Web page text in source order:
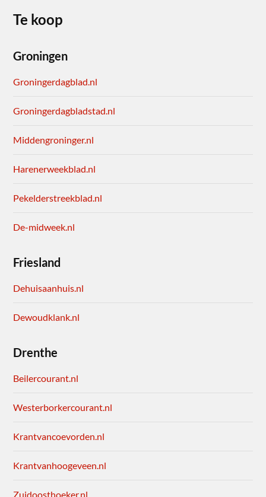
Te koop
Groningen
Groningerdagblad.nl
Groningerdagbladstad.nl
Middengroninger.nl
Harenerweekblad.nl
Pekelderstreekblad.nl
De-midweek.nl
Friesland
Dehuisaanhuis.nl
Dewoudklank.nl
Drenthe
Beilercourant.nl
Westerborkercourant.nl
Krantvancoevorden.nl
Krantvanhoogeveen.nl
Zuidoosthoeker.nl